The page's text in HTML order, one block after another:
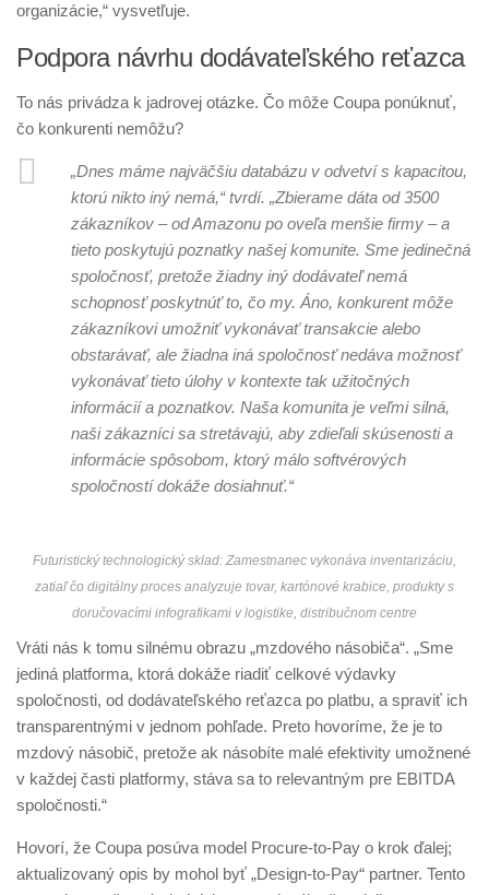
organizácie,“ vysvetľuje.
Podpora návrhu dodávateľského reťazca
To nás privádza k jadrovej otázke. Čo môže Coupa ponúknuť,
čo konkurenti nemôžu?
„Dnes máme najväčšiu databázu v odvetví s kapacitou,
ktorú nikto iný nemá,“ tvrdí. „Zbierame dáta od 3500
zákazníkov – od Amazonu po oveľa menšie firmy – a
tieto poskytujú poznatky našej komunite. Sme jedinečná
spoločnosť, pretože žiadny iný dodávateľ nemá
schopnosť poskytnúť to, čo my. Áno, konkurent môže
zákazníkovi umožniť vykonávať transakcie alebo
obstarávať, ale žiadna iná spoločnosť nedáva možnosť
vykonávať tieto úlohy v kontexte tak užitočných
informácií a poznatkov. Naša komunita je veľmi silná,
naši zákazníci sa stretávajú, aby zdieľali skúsenosti a
informácie spôsobom, ktorý málo softvérových
spoločností dokáže dosiahnuť.“
Futuristický technologický sklad: Zamestnanec vykonáva inventarizáciu,
zatiaľ čo digitálny proces analyzuje tovar, kartónové krabice, produkty s
doručovacími infografikami v logistike, distribučnom centre
Vráti nás k tomu silnému obrazu „mzdového násobiča“. „Sme
jediná platforma, ktorá dokáže riadiť celkové výdavky
spoločnosti, od dodávateľského reťazca po platbu, a spraviť ich
transparentnými v jednom pohľade. Preto hovoríme, že je to
mzdový násobič, pretože ak násobíte malé efektivity umožnené
v každej časti platformy, stáva sa to relevantným pre EBITDA
spoločnosti.“
Hovorí, že Coupa posúva model Procure-to-Pay o krok ďalej;
aktualizovaný opis by mohol byť „Design-to-Pay“ partner. Tento